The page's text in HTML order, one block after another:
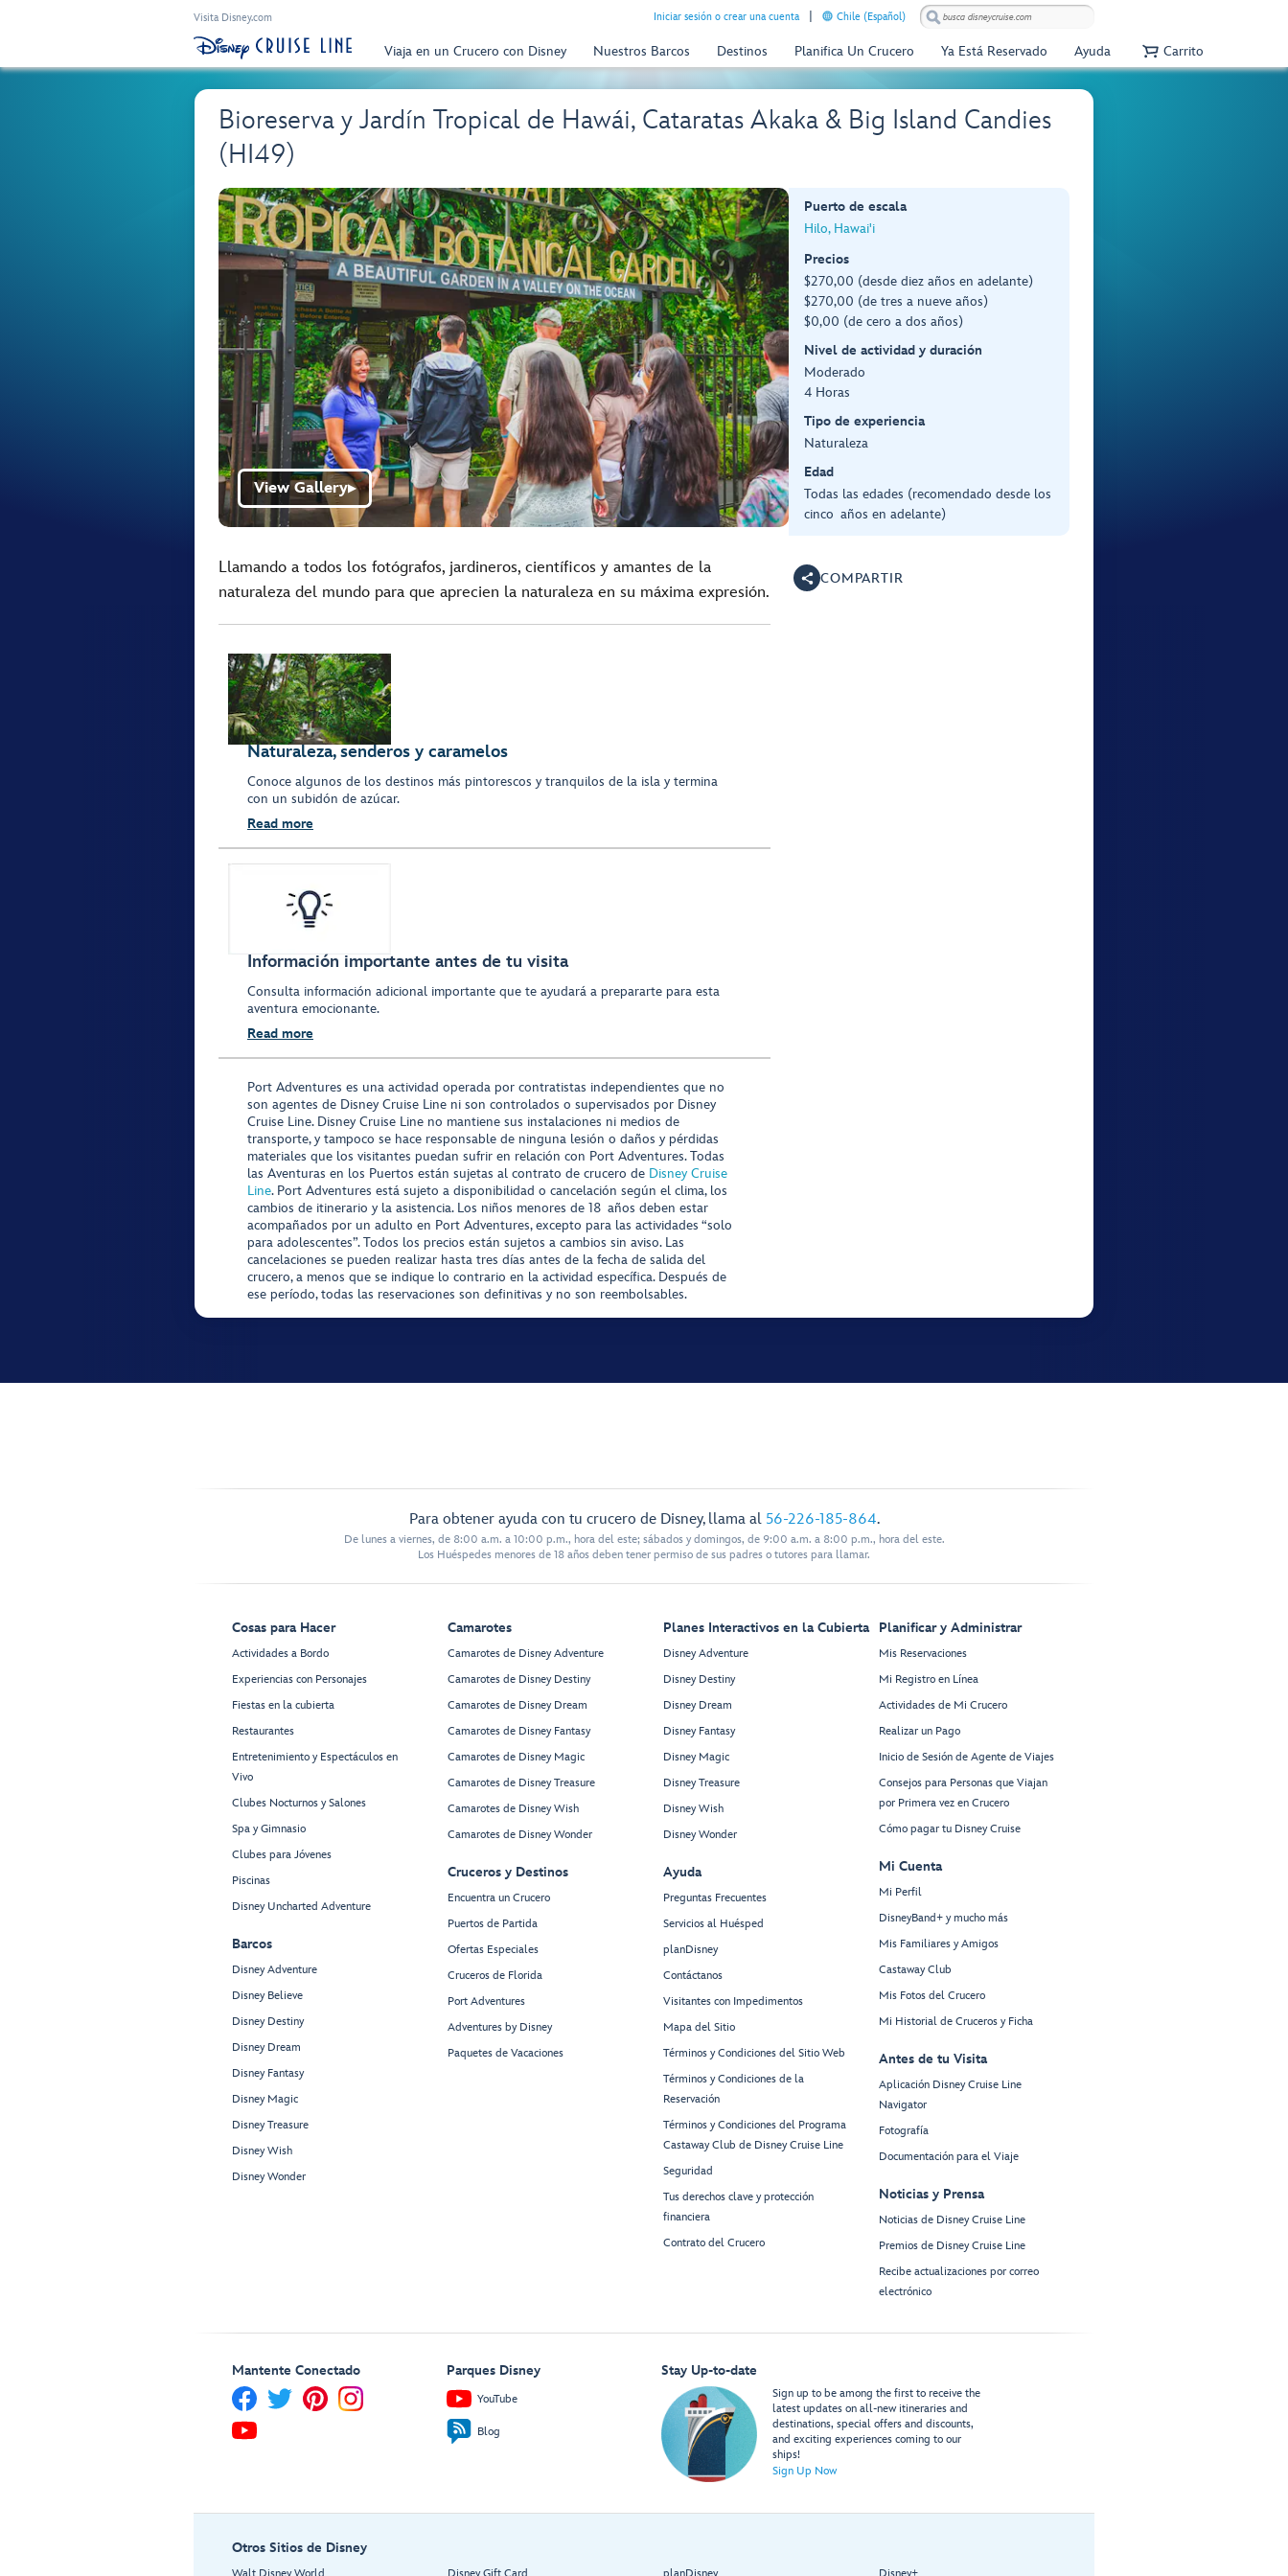
Visita Disney.com Iniciar sesión o crear una cuenta Chile (Español)
Viaja en un Crucero con Disney Nuestros Barcos Destinos Planifica Un Crucero Ya Está Reservado Ayuda Carrito
Bioreserva y Jardín Tropical de Hawái, Cataratas Akaka & Big Island Candies
(HI49)
View Gallery▶
Puerto de escala
Hilo, Hawai'i
Precios
$270,00 (desde diez años en adelante)
$270,00 (de tres a nueve años)
$0,00 (de cero a dos años)
Nivel de actividad y duración
Moderado
4 Horas
Tipo de experiencia
Naturaleza
Edad
Todas las edades (recomendado desde los
cinco años en adelante)
Llamando a todos los fotógrafos, jardineros, científicos y amantes de la
naturaleza del mundo para que aprecien la naturaleza en su máxima expresión.
Naturaleza, senderos y caramelos
Conoce algunos de los destinos más pintorescos y tranquilos de la isla y termina
con un subidón de azúcar.
Read more
Información importante antes de tu visita
Consulta información adicional importante que te ayudará a prepararte para esta
aventura emocionante.
Read more
Port Adventures es una actividad operada por contratistas independientes que no
son agentes de Disney Cruise Line ni son controlados o supervisados por Disney
Cruise Line. Disney Cruise Line no mantiene sus instalaciones ni medios de
transporte, y tampoco se hace responsable de ninguna lesión o daños y pérdidas
materiales que los visitantes puedan sufrir en relación con Port Adventures. Todas
las Aventuras en los Puertos están sujetas al contrato de crucero de Disney Cruise
Line. Port Adventures está sujeto a disponibilidad o cancelación según el clima, los
cambios de itinerario y la asistencia. Los niños menores de 18 años deben estar
acompañados por un adulto en Port Adventures, excepto para las actividades “solo
para adolescentes”. Todos los precios están sujetos a cambios sin aviso. Las
cancelaciones se pueden realizar hasta tres días antes de la fecha de salida del
crucero, a menos que se indique lo contrario en la actividad específica. Después de
ese período, todas las reservaciones son definitivas y no son reembolsables.
COMPARTIR
Para obtener ayuda con tu crucero de Disney, llama al 56-226-185-864.
De lunes a viernes, de 8:00 a.m. a 10:00 p.m., hora del este; sábados y domingos, de 9:00 a.m. a 8:00 p.m., hora del este.
Los Huéspedes menores de 18 años deben tener permiso de sus padres o tutores para llamar.
Cosas para Hacer
Actividades a Bordo
Experiencias con Personajes
Fiestas en la cubierta
Restaurantes
Entretenimiento y Espectáculos en
Vivo
Clubes Nocturnos y Salones
Spa y Gimnasio
Clubes para Jóvenes
Piscinas
Disney Uncharted Adventure
Barcos
Disney Adventure
Disney Believe
Disney Destiny
Disney Dream
Disney Fantasy
Disney Magic
Disney Treasure
Disney Wish
Disney Wonder
Camarotes
Camarotes de Disney Adventure
Camarotes de Disney Destiny
Camarotes de Disney Dream
Camarotes de Disney Fantasy
Camarotes de Disney Magic
Camarotes de Disney Treasure
Camarotes de Disney Wish
Camarotes de Disney Wonder
Cruceros y Destinos
Encuentra un Crucero
Puertos de Partida
Ofertas Especiales
Cruceros de Florida
Port Adventures
Adventures by Disney
Paquetes de Vacaciones
Planes Interactivos en la Cubierta
Disney Adventure
Disney Destiny
Disney Dream
Disney Fantasy
Disney Magic
Disney Treasure
Disney Wish
Disney Wonder
Ayuda
Preguntas Frecuentes
Servicios al Huésped
planDisney
Contáctanos
Visitantes con Impedimentos
Mapa del Sitio
Términos y Condiciones del Sitio Web
Términos y Condiciones de la
Reservación
Términos y Condiciones del Programa
Castaway Club de Disney Cruise Line
Seguridad
Tus derechos clave y protección
financiera
Contrato del Crucero
Planificar y Administrar
Mis Reservaciones
Mi Registro en Línea
Actividades de Mi Crucero
Realizar un Pago
Inicio de Sesión de Agente de Viajes
Consejos para Personas que Viajan
por Primera vez en Crucero
Cómo pagar tu Disney Cruise
Mi Cuenta
Mi Perfil
DisneyBand+ y mucho más
Mis Familiares y Amigos
Castaway Club
Mis Fotos del Crucero
Mi Historial de Cruceros y Ficha
Antes de tu Visita
Aplicación Disney Cruise Line
Navigator
Fotografía
Documentación para el Viaje
Noticias y Prensa
Noticias de Disney Cruise Line
Premios de Disney Cruise Line
Recibe actualizaciones por correo
electrónico
Mantente Conectado Parques Disney
YouTube
Blog
Stay Up-to-date
Sign up to be among the first to receive the
latest updates on all-new itineraries and
destinations, special offers and discounts,
and exciting experiences coming to our
ships!
Sign Up Now
Otros Sitios de Disney